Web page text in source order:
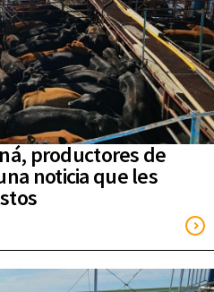
productores de
noticia que les